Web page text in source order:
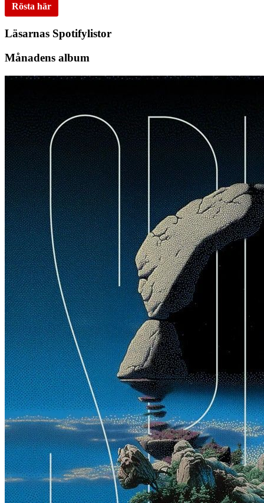
Rösta här
Läsarnas Spotifylistor
Månadens album